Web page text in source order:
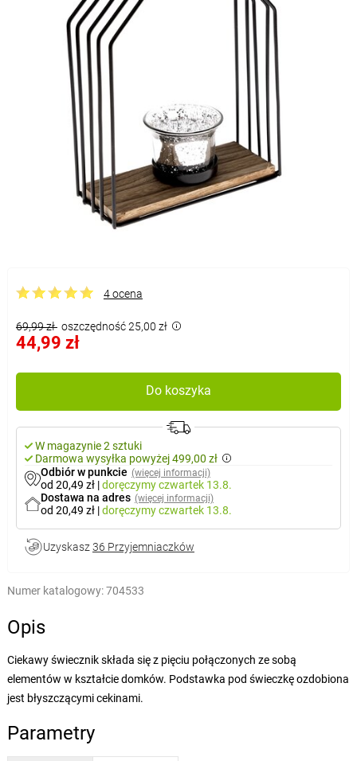
4 ocena
69,99 zł oszczędność 25,00 zł
44,99 zł
Do koszyka
W magazynie 2 sztuki
Darmowa wysyłka powyżej 499,00 zł
Odbiór w punkcie (więcej informacji)
od 20,49 zł |doręczymyczwartek 13.8.
Dostawa na adres (więcej informacji)
od 20,49 zł |doręczymyczwartek 13.8.
Uzyskasz 36 Przyjemniaczków
Numer katalogowy:704533
Opis
Ciekawy świecznik składa się z pięciu połączonych ze sobą
elementów w kształcie domków. Podstawka pod świeczkę ozdobiona
jest błyszczącymi cekinami.
Parametry